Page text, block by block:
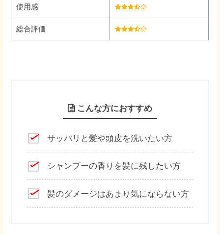
使用感
総合評価
こんな方におすすめ
サッパリと髪や頭皮を洗いたい方
シャンプーの香りを髪に残したい方
髪のダメージはあまり気にならない方